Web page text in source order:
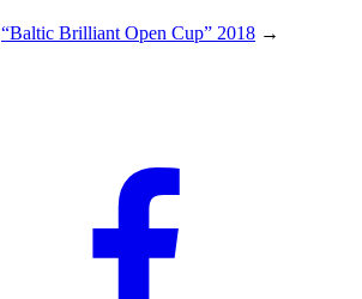
“Baltic Brilliant Open Cup” 2018 →